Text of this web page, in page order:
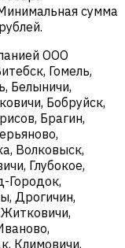
сумма
ООО
Гомель,
Белыничи,
Бобруйск,
Брагин,
Волковыск,
Глубокое,
Городок,
Дрогичин,
Климовичи,